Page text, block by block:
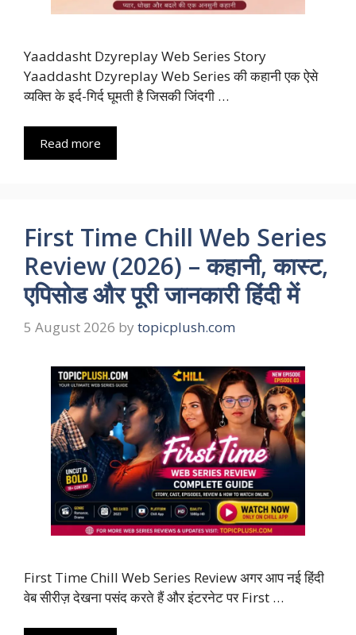
Yaaddasht Dzyreplay Web Series Story
Yaaddasht Dzyreplay Web Series की कहानी एक ऐसे
व्यक्ति के इर्द-गिर्द घूमती है जिसकी जिंदगी …
Read more
First Time Chill Web Series
Review (2026) – कहानी, कास्ट,
एपिसोड और पूरी जानकारी हिंदी में
5 August 2026 by topicplush.com
First Time Chill Web Series Review अगर आप नई हिंदी
वेब सीरीज़ देखना पसंद करते हैं और इंटरनेट पर First …